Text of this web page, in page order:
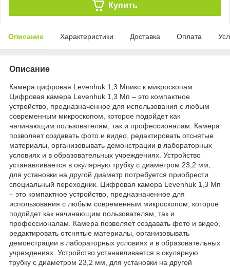
Купить
Описание Характеристики Доставка Оплата
Описание
Камера цифровая Levenhuk 1,3 Мпикс к микроскопам
Цифровая камера Levenhuk 1,3 Мп – это компактное
устройство, предназначенное для использования с любым
современным микроскопом, которое подойдет как
начинающим пользователям, так и профессионалам. Камера
позволяет создавать фото и видео, редактировать отснятые
материалы, организовывать демонстрации в лабораторных
условиях и в образовательных учреждениях. Устройство
устанавливается в окулярную трубку с диаметром 23,2 мм,
для установки на другой диаметр потребуется приобрести
специальный переходник. Цифровая камера Levenhuk 1,3 Мп
– это компактное устройство, предназначенное для
использования с любым современным микроскопом, которое
подойдет как начинающим пользователям, так и
профессионалам. Камера позволяет создавать фото и видео,
редактировать отснятые материалы, организовывать
демонстрации в лабораторных условиях и в образовательных
учреждениях. Устройство устанавливается в окулярную
трубку с диаметром 23,2 мм, для установки на другой